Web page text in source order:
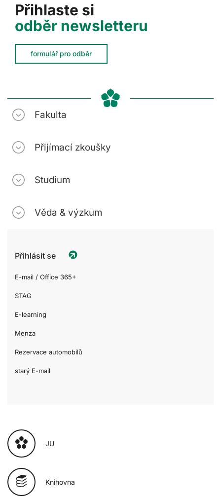
Přihlaste si
odběr newsletteru
formulář pro odběr
Fakulta
Přijímací zkoušky
Studium
Věda & výzkum
Přihlásit se
E-mail / Office 365+
STAG
E-learning
Menza
Rezervace automobilů
starý E-mail
JU
Knihovna